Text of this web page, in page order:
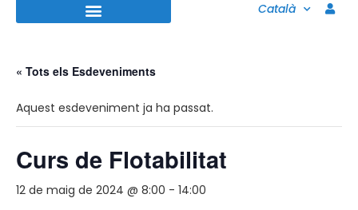
Català
« Tots els Esdeveniments
Aquest esdeveniment ja ha passat.
Curs de Flotabilitat
12 de maig de 2024 @ 8:00 - 14:00